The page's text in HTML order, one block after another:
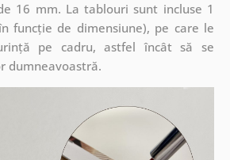
16 mm. La tablouri sunt incluse 1
funcție de dimensiune), pe care le
pe cadru, astfel încât să se
dumneavoastră.